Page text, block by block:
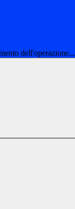
dell'operazione...